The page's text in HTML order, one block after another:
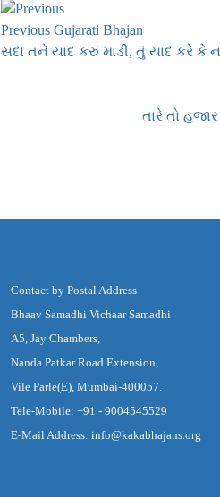
Previous Gujarati Bhajan
સદા તને યાદ કરું માડી, તું યાદ કરે કે
તારે તો
Contact by Postal Address
Bhaav Samadhi Vichaar Samadhi
A5, Jay Chambers,
Nanda Patkar Road Extension,
Vile Parle(E), Mumbai-400057.
Tele-Mobile: +91 - 9004545529
E-Mail Address: info@kakabhajans.org